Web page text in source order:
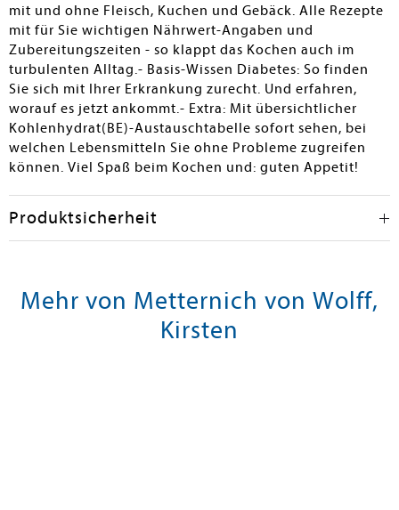
mit und ohne Fleisch, Kuchen und Gebäck. Alle Rezepte
mit für Sie wichtigen Nährwert-Angaben und
Zubereitungszeiten - so klappt das Kochen auch im
turbulenten Alltag.- Basis-Wissen Diabetes: So finden
Sie sich mit Ihrer Erkrankung zurecht. Und erfahren,
worauf es jetzt ankommt.- Extra: Mit übersichtlicher
Kohlenhydrat(BE)-Austauschtabelle sofort sehen, bei
welchen Lebensmitteln Sie ohne Probleme zugreifen
können. Viel Spaß beim Kochen und: guten Appetit!
Produktsicherheit
Mehr von Metternich von Wolff,
Kirsten